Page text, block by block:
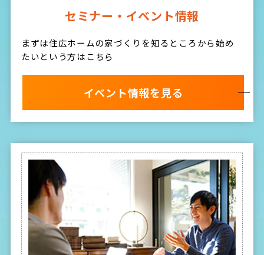
セミナー・イベント情報
まずは住広ホームの家づくりを知るところから始め
たいという方はこちら
イベント情報を見る